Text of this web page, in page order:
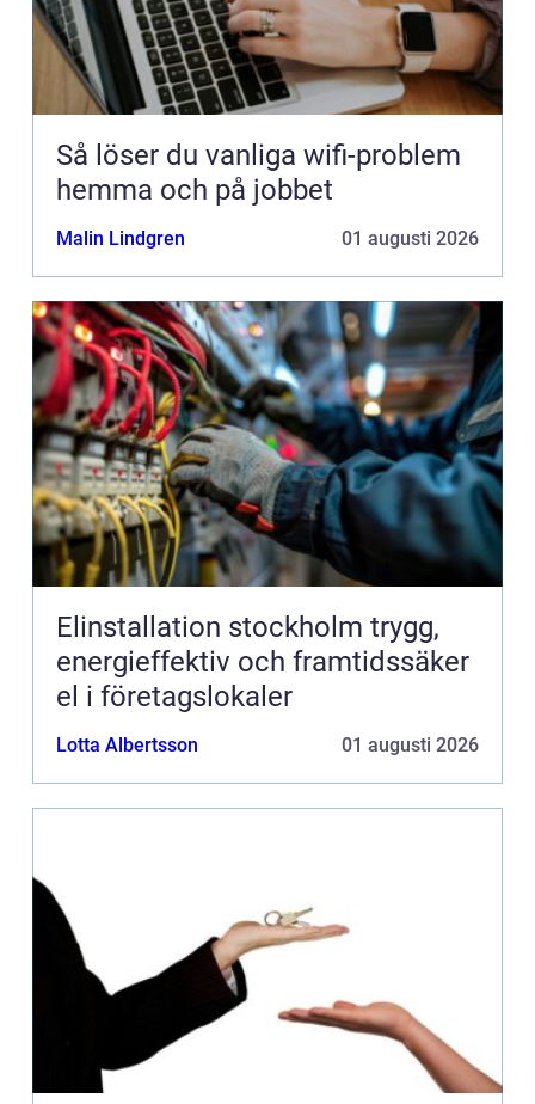
Så löser du vanliga wifi-problem
hemma och på jobbet
Malin Lindgren 01 augusti 2026
Elinstallation stockholm trygg,
energieffektiv och framtidssäker
el i företagslokaler
Lotta Albertsson 01 augusti 2026